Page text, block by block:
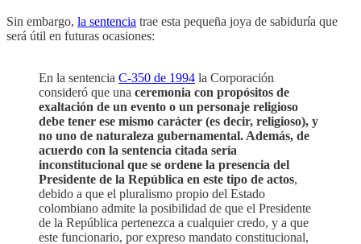
Sin embargo, la sentencia trae esta pequeña joya de sabiduría que
será útil en futuras ocasiones:
En la sentencia C-350 de 1994 la Corporación
consideró que una ceremonia con propósitos de
exaltación de un evento o un personaje religioso
debe tener ese mismo carácter (es decir, religioso), y
no uno de naturaleza gubernamental. Además, de
acuerdo con la sentencia citada sería
inconstitucional que se ordene la presencia del
Presidente de la República en este tipo de actos,
debido a que el pluralismo propio del Estado
colombiano admite la posibilidad de que el Presidente
de la República pertenezca a cualquier credo, y a que
este funcionario, por expreso mandato constitucional,